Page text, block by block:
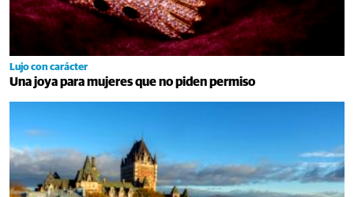
Lujo con carácter
Una joya para mujeres que no piden permiso